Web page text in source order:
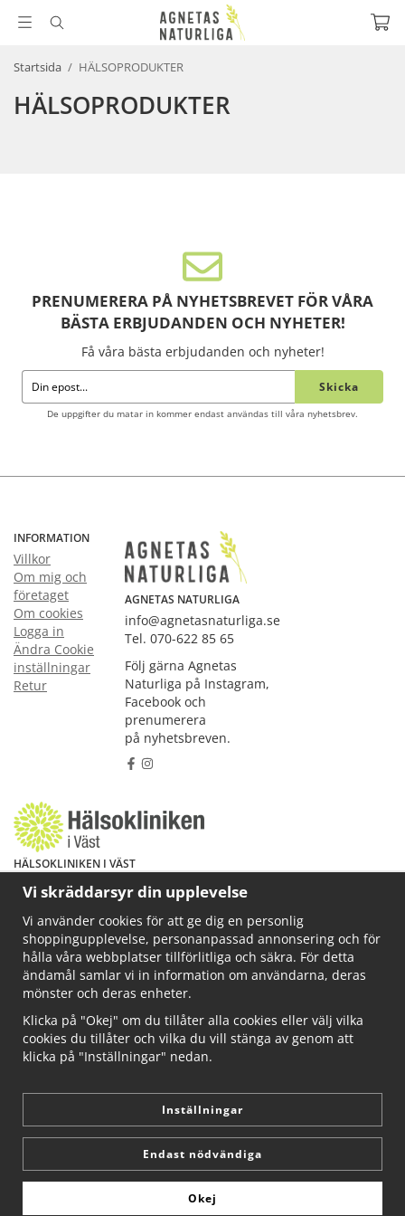
Startsida / HÄLSOPRODUKTER
HÄLSOPRODUKTER
PRENUMERERA PÅ NYHETSBREVET FÖR VÅRA
BÄSTA ERBJUDANDEN OCH NYHETER!
Få våra bästa erbjudanden och nyheter!
Skicka
De uppgifter du matar in kommer endast användas till våra nyhetsbrev.
INFORMATION
Villkor
Om mig och
företaget
Om cookies
Logga in
Ändra Cookie
inställningar
Retur
AGNETAS NATURLIGA
info@agnetasnaturliga.se
Tel. 070-622 85 65
Följ gärna Agnetas
Naturliga på Instagram,
Facebook och
prenumerera
på nyhetsbreven.
HÄLSOKLINIKEN I VÄST
Har du hälsoproblem? Fråga mig!
info@ahkliniken.se eller ring 070-622 85 65
Läs gärna mer på www.ahkliniken.se
Drift & produktion:Wikinggruppen
Vi skräddarsyr din upplevelse
Vi använder cookies för att ge dig en personlig
shoppingupplevelse, personanpassad annonsering och för
hålla våra webbplatser tillförlitliga och säkra. För detta
ändamål samlar vi in information om användarna, deras
mönster och deras enheter.
Klicka på "Okej" om du tillåter alla cookies eller välj vilka
cookies du tillåter och vilka du vill stänga av genom att
klicka på "Inställningar" nedan.
Inställningar
Endast nödvändiga
Okej